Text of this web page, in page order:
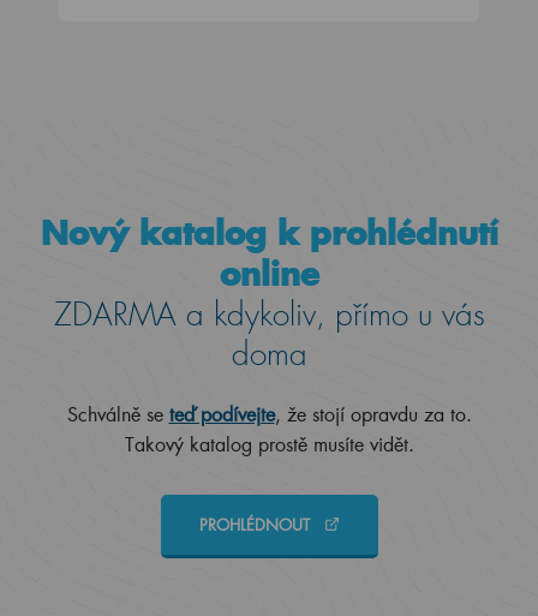
Nový katalog k prohlédnutí
online
ZDARMA a kdykoliv, přímo u vás
doma
Schválně se teď podívejte, že stojí opravdu za to.
Takový katalog prostě musíte vidět.
PROHLÉDNOUT